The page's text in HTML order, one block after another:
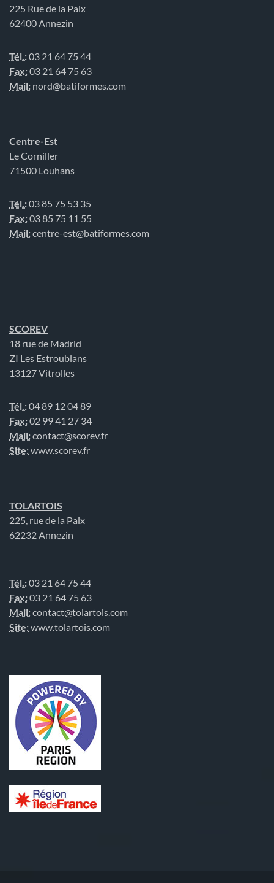
225 Rue de la Paix
62400 Annezin
Tél.:03 21 64 75 44
Fax:03 21 64 75 63
Mail: nord@batiformes.com
Centre-Est
Le Corniller
71500 Louhans
Tél.:03 85 75 53 35
Fax:03 85 75 11 55
Mail:centre-est@batiformes.com
SCOREV
18 rue de Madrid
ZI Les Estroublans
13127 Vitrolles
Tél.:04 89 12 04 89
Fax:02 99 41 27 34
Mail:contact@scorev.fr
Site:www.scorev.fr
TOLARTOIS
225, rue de la Paix
62232 Annezin
Tél.:03 21 64 75 44
Fax:03 21 64 75 63
Mail:contact@tolartois.com
Site:www.tolartois.com